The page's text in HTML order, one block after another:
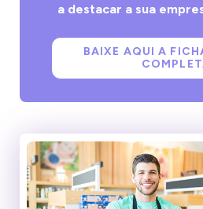
a destacar a sua
BAIXE AQUI A